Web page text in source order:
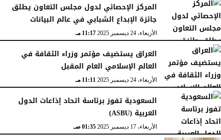
المركز الإحصائي لدول مجلس التعاون يطلق
جائزة الإبداع الشبابي في عالم البيانات
الأربعاء، 24 ديسمبر 2025 11:17 مـ
العراق يستضيف مؤتمر وزراء الثقافة في
العالم الإسلامي العام المقبل
الأربعاء، 24 ديسمبر 2025 11:11 مـ
السعودية تفوز برئاسة اتحاد إذاعات الدول
العربية (ASBU)
الأربعاء، 17 ديسمبر 2025 01:35 صـ